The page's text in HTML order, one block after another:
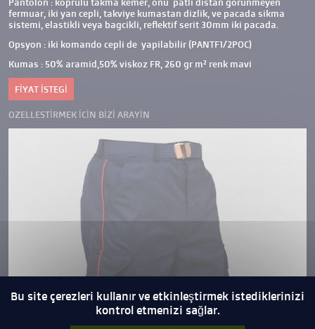
fermuar, iki yan cepli, takviye kumastan dizlik, ve pacada sikma
sistemi, elastikli veya bagcikli, reflektif serit 30mm iki pacada.
Opsyon : iki komando cepli de yapilabilir (PANTF1/2POC)
Kumas : 50% aramid,50% viskoz FR, 260 gr m² renk mavi
FIYAT ISTEGI
OZELLESTIRMEK ICIN BIZI ARAYIN
Bu site çerezleri kullanır ve etkinleştirmek istediklerinizi
kontrol etmenizi sağlar.